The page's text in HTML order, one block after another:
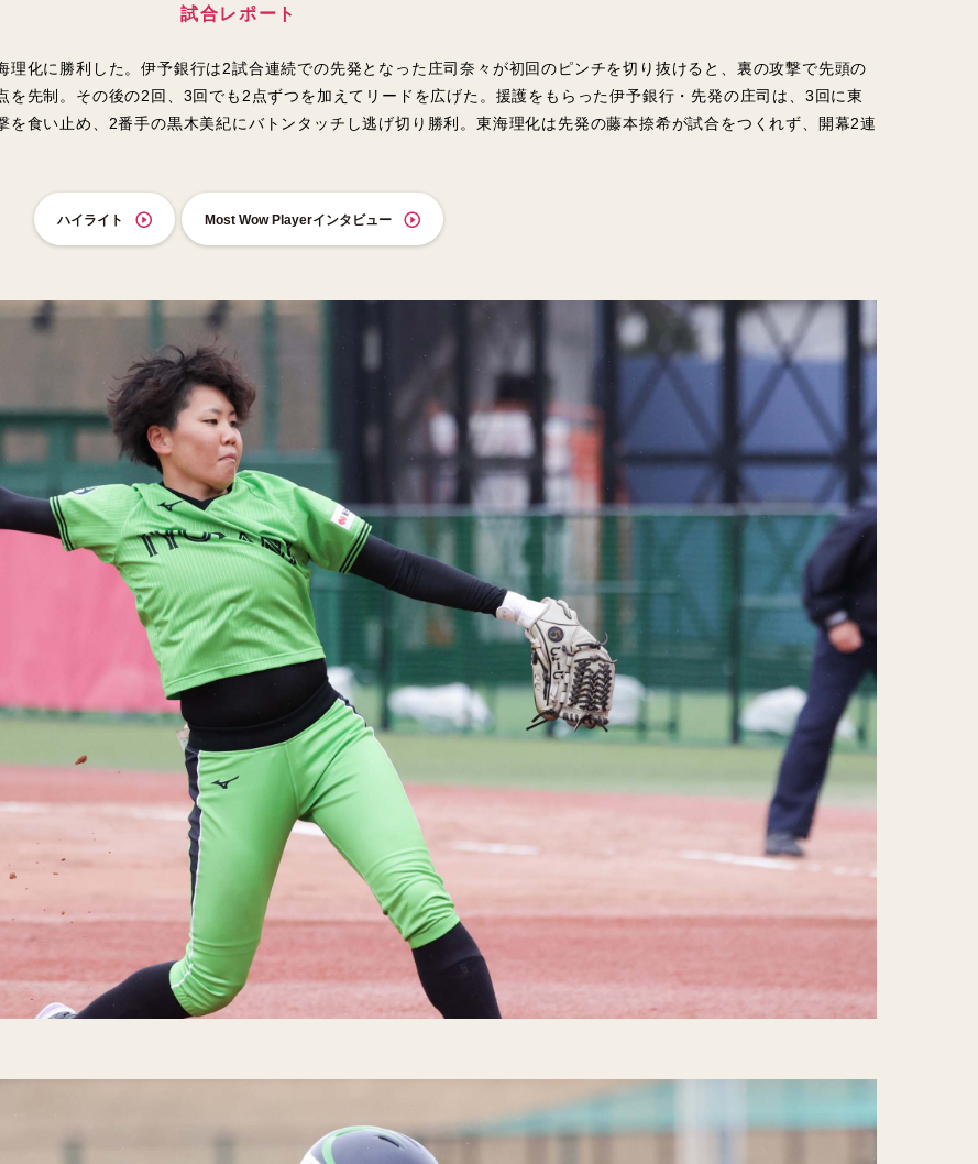
試合レポート
化に勝利した。伊予銀行は2試合連続での先発となった庄司奈々が初回のピンチを切り抜けると、裏の攻撃で先頭の
先制。その後の2回、3回でも2点ずつを加えてリードを広げた。援護をもらった伊予銀行・先発の庄司は、3回に東
食い止め、2番手の黒木美紀にバトンタッチし逃げ切り勝利。東海理化は先発の藤本捺希が試合をつくれず、開幕2連
ハイライト Most Wow Playerインタビュー